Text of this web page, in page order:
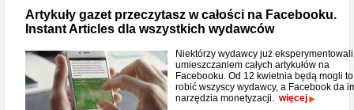
Artykuły gazet przeczytasz w całości na Facebooku.
Instant Articles dla wszystkich wydawców
Niektórzy wydawcy już
umieszczaniem całych artykułów na
Facebooku. Od 12 kwietnia będą mogli to
robić wszyscy wydawcy, a Facebook da
narzędzia monetyzacji. więcej